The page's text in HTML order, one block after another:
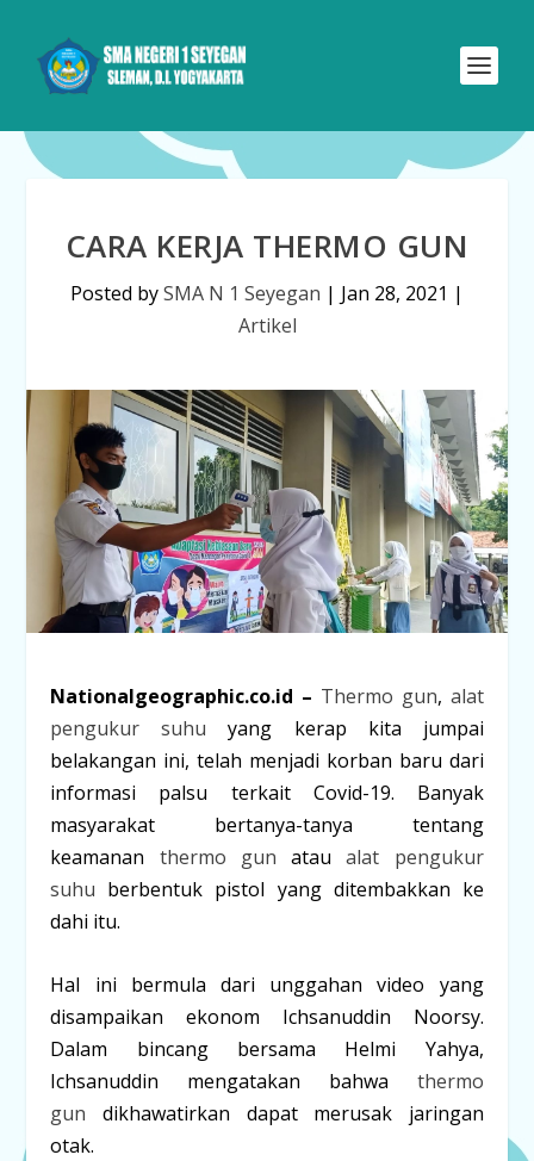
CARA KERJA THERMO GUN
Posted bySMA N 1 Seyegan | Jan 28, 2021 |
Artikel
Nationalgeographic.co.id – Thermo gun, alat
pengukur suhu yang kerap kita jumpai
belakangan ini, telah menjadi korban baru dari
informasi palsu terkait Covid-19. Banyak
masyarakat bertanya-tanya tentang
keamanan thermo gun ataualat pengukur
suhu berbentuk pistol yang ditembakkan ke
dahi itu.
Hal ini bermula dari unggahan video yang
disampaikan ekonom Ichsanuddin Noorsy.
Dalam bincang bersama Helmi Yahya,
Ichsanuddin mengatakan bahwa thermo
gun dikhawatirkan dapat merusak jaringan
otak.